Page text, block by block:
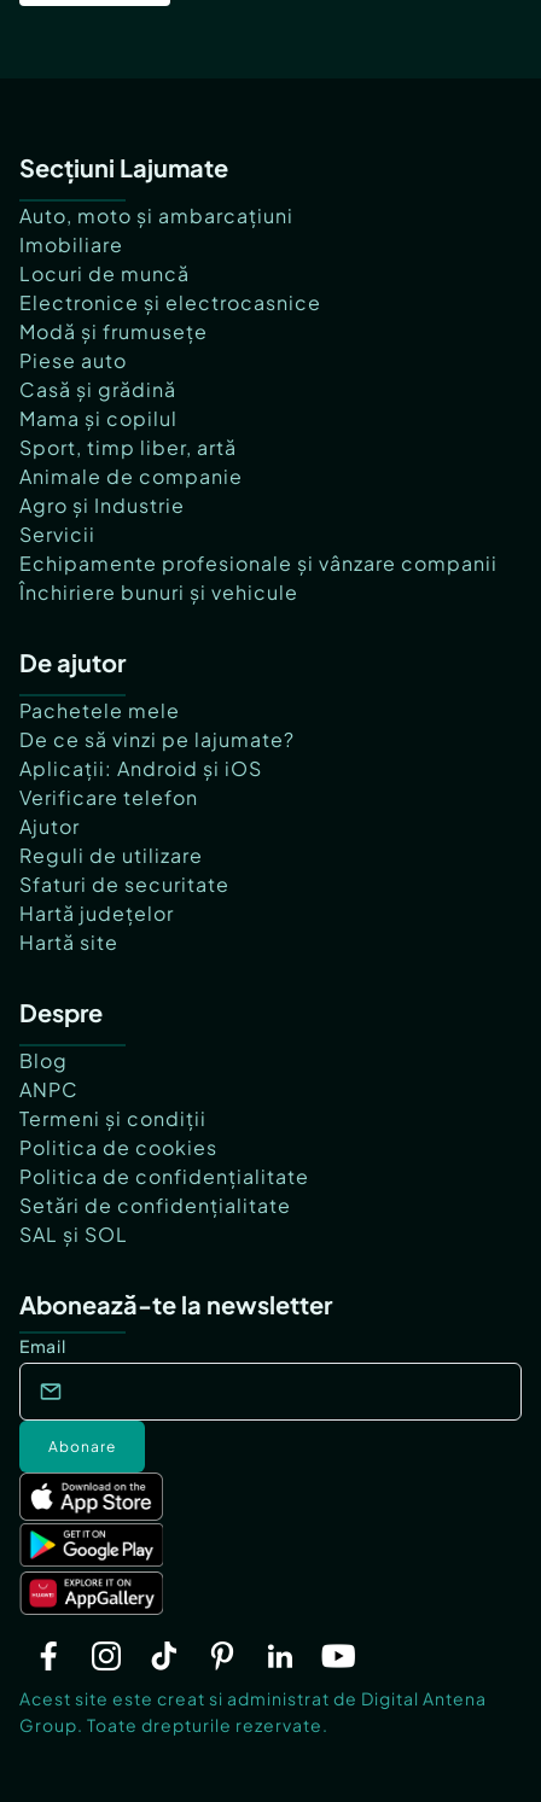
Secțiuni Lajumate
Auto, moto și ambarcațiuni
Imobiliare
Locuri de muncă
Electronice și electrocasnice
Modă și frumusețe
Piese auto
Casă și grădină
Mama și copilul
Sport, timp liber, artă
Animale de companie
Agro și Industrie
Servicii
Echipamente profesionale și vânzare companii
Închiriere bunuri și vehicule
De ajutor
Pachetele mele
De ce să vinzi pe lajumate?
Aplicații: Android și iOS
Verificare telefon
Ajutor
Reguli de utilizare
Sfaturi de securitate
Hartă județelor
Hartă site
Despre
Blog
ANPC
Termeni și condiții
Politica de cookies
Politica de confidențialitate
Setări de confidențialitate
SAL și SOL
Abonează-te la newsletter
Email
Abonare
Acest site este creat si administrat de Digital Antena
Group. Toate drepturile rezervate.